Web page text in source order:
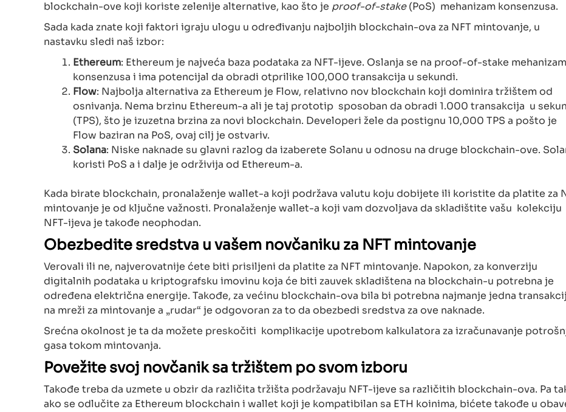
blockchain-ove koji koriste zelenije alternative, kao što je proof-of-stake(PoS) mehanizam konsenzusa.
Sada kada znate koji faktori igraju ulogu u određivanju najboljih blockchain-ova za NFT mintovanje, u
nastavku sledi naš izbor:
Ethereum: Ethereum je najveća baza podataka za NFT-ijeve. Oslanja se na proof-of-stake mehanizam
konsenzusa i ima potencijal da obradi otprilike 100,000 transakcija u sekundi.
Flow: Najbolja alternativa za Ethereum je Flow, relativno nov blockchain koji dominira tržištem od
osnivanja. Nema brzinu Ethereum-a ali je taj prototip sposoban da obradi 1.000 transakcija u
(TPS), što je izuzetna brzina za novi blockchain. Developeri žele da postignu 10,000 TPS a pošto je
Flow baziran na PoS, ovaj cilj je ostvariv.
Solana: Niske naknade su glavni razlog da izaberete Solanu u odnosu na druge blockchain-ove.
koristi PoS a i dalje je održivija od Ethereum-a.
Kada birate blockchain, pronalaženje wallet-a koji podržava valutu koju dobijete ili koristite da platite za
mintovanje je od ključne važnosti. Pronalaženje wallet-a koji vam dozvoljava da skladištite vašu kolekciju
NFT-ijeva je takođe neophodan.
Obezbedite sredstva u vašem novčaniku za NFT mintovanje
Verovali ili ne, najverovatnije ćete biti prisiljeni da platite za NFT mintovanje. Napokon, za konverziju
digitalnih podataka u kriptografsku imovinu koja će biti zauvek skladištena na blockchain-u potrebna je
određena električna energije. Takođe, za većinu blockchain-ova bila bi potrebna najmanje jedna
na mreži za mintovanje a „rudar“ je odgovoran za to da obezbedi sredstva za ove naknade.
Srećna okolnost je ta da možete preskočiti komplikacije upotrebom kalkulatora za izračunavanje
gasa tokom mintovanja.
Povežite svoj novčanik sa tržištem po svom izboru
Takođe treba da uzmete u obzir da različita tržišta podržavaju NFT-ijeve sa različitih blockchain-ova. Pa
ako se odlučite za Ethereum blockchain i wallet koji je kompatibilan sa ETH koinima, bićete takođe u